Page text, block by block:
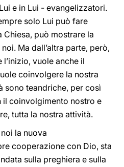
e in Lui - evangelizzatori.
solo Lui può fare
Chiesa, può mostrare la
Ma dall’altra parte, però,
vuole anche il
coinvolgere la nostra
sono teandriche, per così
il coinvolgimento nostro e
tutta la nostra attività.
la nuova
cooperazione con Dio, sta
sulla preghiera e sulla